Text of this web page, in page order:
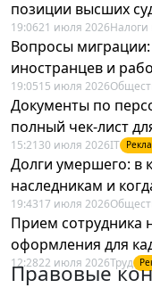
позиции высших
19:0621 июля 2026Налоги
Вопросы
иностранцев и
19:0515 июля 2026
Документы по
полный чек-лист
15:21 30 июля 2026IT
Долги умершего: в
наследникам и
19:4317 июля 2026
Прием сотрудника
оформления для
12:2822 июля 2026Труд
Правовые